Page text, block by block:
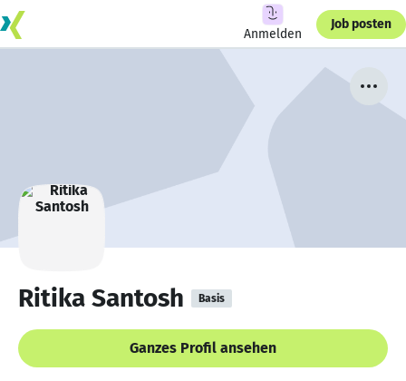
Anmelden
Job posten
Ritika Santosh Basis
Ganzes Profil ansehen